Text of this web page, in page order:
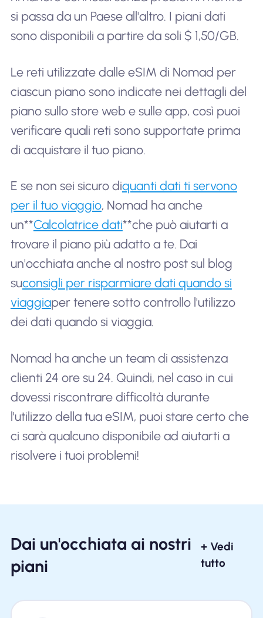
si passa da un Paese all'altro. I piani dati
sono disponibili a partire da soli $ 1,50/GB.
Le reti utilizzate dalle eSIM di Nomad per
ciascun piano sono indicate nei dettagli del
piano sullo store web e sulle app, così puoi
verificare quali reti sono supportate prima
di acquistare il tuo piano.
E se non sei sicuro diquanti dati ti servono
per il tuo viaggio, Nomad ha anche
un**Calcolatrice dati**che può aiutarti a
trovare il piano più adatto a te. Dai
un'occhiata anche al nostro post sul blog
suconsigli per risparmiare dati quando si
viaggiaper tenere sotto controllo l'utilizzo
dei dati quando si viaggia.
Nomad ha anche un team di assistenza
clienti 24 ore su 24. Quindi, nel caso in cui
dovessi riscontrare difficoltà durante
l'utilizzo della tua eSIM, puoi stare certo che
ci sarà qualcuno disponibile ad aiutarti a
risolvere i tuoi problemi!
Dai un'occhiata ai nostri
piani
+ Vedi
tutto